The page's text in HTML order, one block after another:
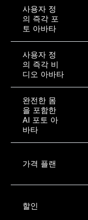
사용자 정
의 즉각 포
토 아바타
사용자 정
의 즉각 비
디오 아바타
완전한 몸
을 포함한
AI 포토 아
바타
가격 플랜
할인